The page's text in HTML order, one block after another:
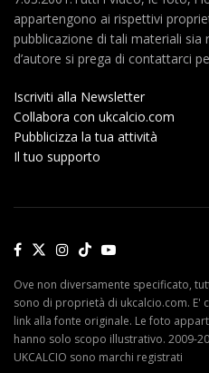
appartengono ai rispettivi
pubblicazione di tali materiali sia
d’autore si prega di contattarci
Iscriviti alla Newsletter
Collabora con ukcalcio.com
Pubblicizza la tua attività
Il tuo supporto
Ove non diversamente specificato,
sono di proprietà di ukcalcio.com. E'
link alla fonte originale. Le foto
hanno solo scopo illustrativo. 2009-
UKCALCIO sono marchi registrati